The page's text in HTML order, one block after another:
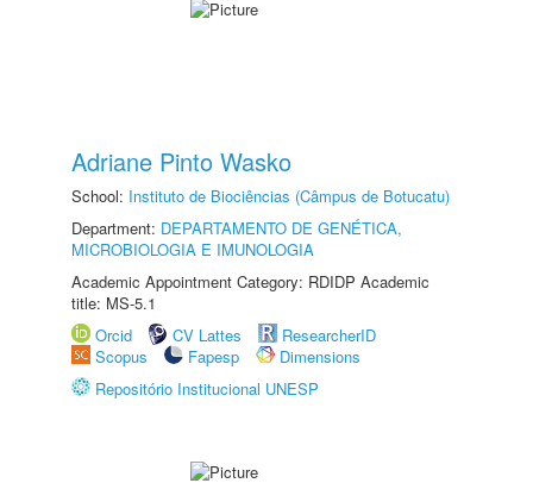
Adriane Pinto Wasko
School: Instituto de Biociências (Câmpus de Botucatu)
Department: DEPARTAMENTO DE GENÉTICA,
MICROBIOLOGIA E IMUNOLOGIA
Academic Appointment Category: RDIDP Academic
title: MS-5.1
Orcid
CV Lattes
ResearcherID
Scopus
Fapesp
Dimensions
Repositório Institucional UNESP